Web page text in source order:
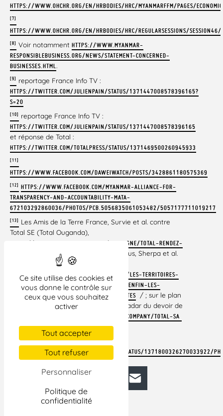
Ce site utilise des cookies et
vous donne le contrôle sur
ceux que vous souhaitez
activer
Tout accepter
Tout refuser
Personnaliser
Politique de
confidentialité
HTTPS://WWW.OHCHR.ORG/EN/HRBODIES/HRC/MYANMARFFM/PAGES/
[7]
HTTPS://WWW.OHCHR.ORG/EN/HRBODIES/HRC/REGULARSESSIONS/
[8] Voir notamment HTTPS://WWW.MYANMAR-
RESPONSIBLEBUSINESS.ORG/NEWS/STATEMENT-CONCERNED-
BUSINESSES.HTML.
[9] reportage France Info TV :
HTTPS://TWITTER.COM/JULIENPAIN/STATUS/1371447008578396165?
S=20
[10] reportage France Info TV :
HTTPS://TWITTER.COM/JULIENPAIN/STATUS/1371447008578396165
et réponse de Total :
HTTPS://TWITTER.COM/TOTALPRESS/STATUS/1371469500260945933
[11]
HTTPS://WWW.FACEBOOK.COM/DAWEIWATCH/POSTS/3428861180575369
[12] HTTPS://WWW.FACEBOOK.COM/MYANMAR-ALLIANCE-FOR-
TRANSPARENCY-AND-ACCOUNTABILITY-MATA-
672103292860036/PHOTOS/PCB.5056835061053482/5057177711019217
[13]
Les Amis de la Terre France, Survie et al. contre
Total SE (Total Ouganda),
HTTPS://WWW.AMISDELATERRE.ORG/CAMPAGNE/TOTAL-RENDEZ-
VOUS-AU-TRIBUNAL
/; Notre Affaire à tous, Sherpa et al.
contre Total SE (Total Climat),
HTTPS://NOTREAFFAIREATOUS.ORG/ACTIONS/LES-TERRITOIRES-
QUI-SE-DEFENDENT-ET-SI-NOUS-METTIONS-ENFIN-LES-
ENTREPRISES-FACE-A-LEURS-RESPONSABILITES / ; sur le plan
de vigilance de Total SE voir aussi le radar du devoir de
HTTPS://PLAN-VIGILANCE.ORG/COMPANY/TOTAL-SA
HTTPS://TWITTER.COM/JUSTICEMYANMAR/STATUS/1371800326270033922/
Facebook
BlueskyMastodonLinkedIn